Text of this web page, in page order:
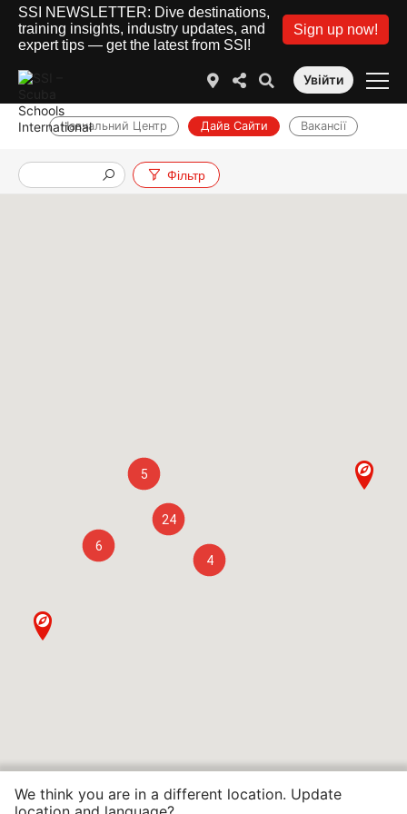
SSI NEWSLETTER: Dive destinations,
training insights, industry updates, and
expert tips — get the latest from SSI!
Sign up now!
Увійти
Навчальний Центр Дайв Сайти Вакансії
Фільтр
24
5
6
4
We think you are in a different location. Update